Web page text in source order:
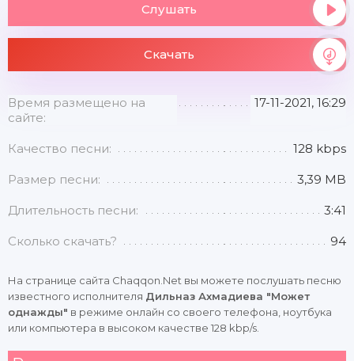
Слушать
Скачать
Время размещено на
сайте:
17-11-2021, 16:29
Качество песни: 128 kbps
Размер песни: 3,39 MB
Длительность песни: 3:41
Сколько скачать? 94
На странице сайта Chaqqon.Net вы можете послушать песню
известного исполнителя Дильназ Ахмадиева "Может
однажды" в режиме онлайн со своего телефона, ноутбука
или компьютера в высоком качестве 128 kbp/s.